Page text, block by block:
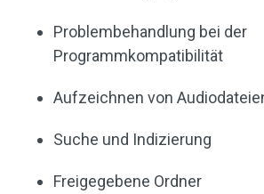
Problembehandlung bei der
Programmkompatibilität
Aufzeichnen von
Suche und Indizierung
Freigegebene Ordner